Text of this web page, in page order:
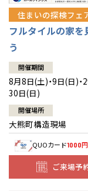
住まいの探検フェ
フルタイルの家を
う
開催期間
8月8日(土)・9日(日)・
30日(日)
開催場所
大熊町構造現場
QUOカード1000
ご来場予